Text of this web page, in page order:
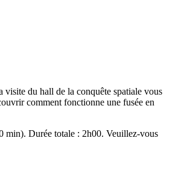
visite du hall de la conquête spatiale vous
comment fonctionne une fusée en
min). Durée totale : 2h00. Veuillez-vous